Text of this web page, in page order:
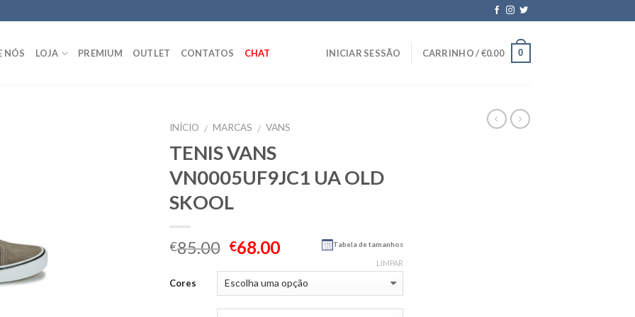
NÓS LOJA PREMIUM OUTLET CONTATOS CHAT INICIAR SESSÃO CARRINHO /€0.00 0
INÍCIO / MARCAS / VANS
TENIS VANS
VN0005UF9JC1 UA OLD
SKOOL
€85.00 €68.00 Tabela de tamanhos
Cores
LIMPAR